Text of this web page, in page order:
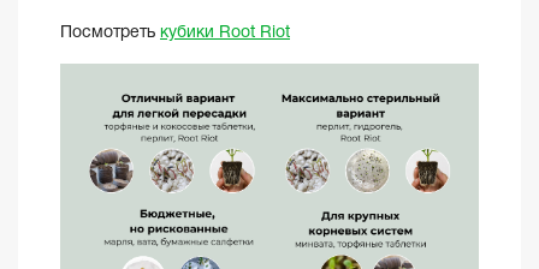
Посмотреть кубики Root Riot